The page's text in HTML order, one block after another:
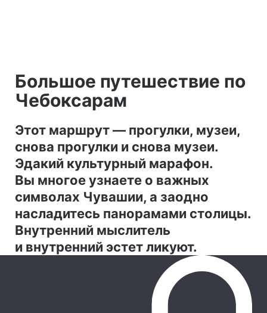
Большое путешествие по
Чебоксарам
Этот маршрут — прогулки, музеи,
снова прогулки и снова музеи.
Эдакий культурный марафон.
Вы многое узнаете о важных
символах Чувашии, а заодно
насладитесь панорамами столицы.
Внутренний мыслитель
и внутренний эстет ликуют.